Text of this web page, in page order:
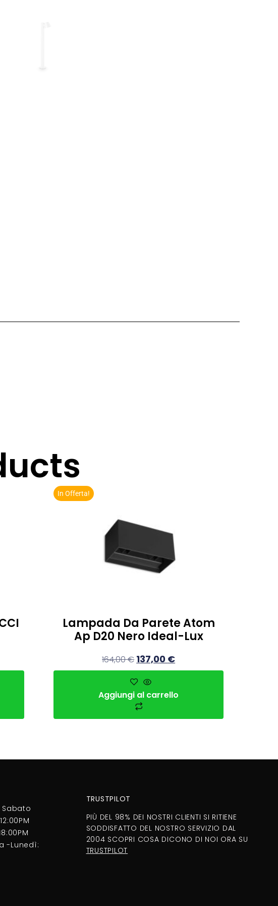
In Offerta!
Lampada Da Parete Atom
Ap D20 Nero Ideal-Lux
164,00€ 137,00 €
Aggiungi al carrello
-Lunedì:
TRUSTPILOT
PIÙ DEL 98% DEI NOSTRI CLIENTI SI RITIENE
SODDISFATTO DEL NOSTRO SERVIZIO DAL
2004 SCOPRI COSA DICONO DI NOI ORA SU
TRUSTPILOT